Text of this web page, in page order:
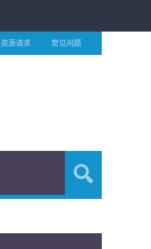
资源请求 常见问题